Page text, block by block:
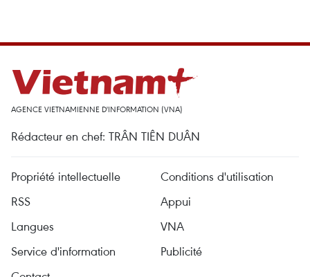
AGENCE VIETNAMIENNE D'INFORMATION (VNA)
Rédacteur en chef: TRÂN TIÊN DUÂN
Propriété intellectuelle
Conditions d'utilisation
RSS
Appui
Langues
VNA
Service d'information
Publicité